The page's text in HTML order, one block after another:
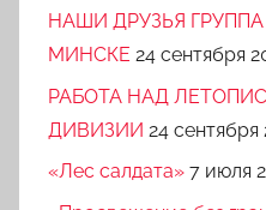
НАШИ ДРУЗЬЯ
МИНСКЕ 24 сентября
РАБОТА НАД
ДИВИЗИИ 24 сентября
«Лес салдата» 7 июля